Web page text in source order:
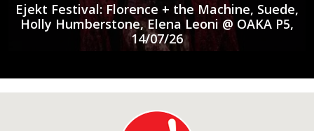
Ejekt Festival: Florence + the Machine, Suede,
Holly Humberstone, Elena Leoni @ ΟΑΚΑ P5,
14/07/26